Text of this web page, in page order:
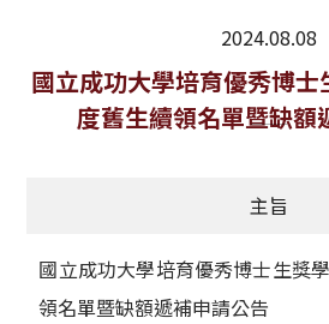
法規修訂
補助獎項
學術榮譽
2024.08.08
最新消息
國立成功大學培育優秀博
度舊生續領名單暨缺額
主旨
國立成功大學培育優秀博士生獎
領名單暨缺額遞補申請公告